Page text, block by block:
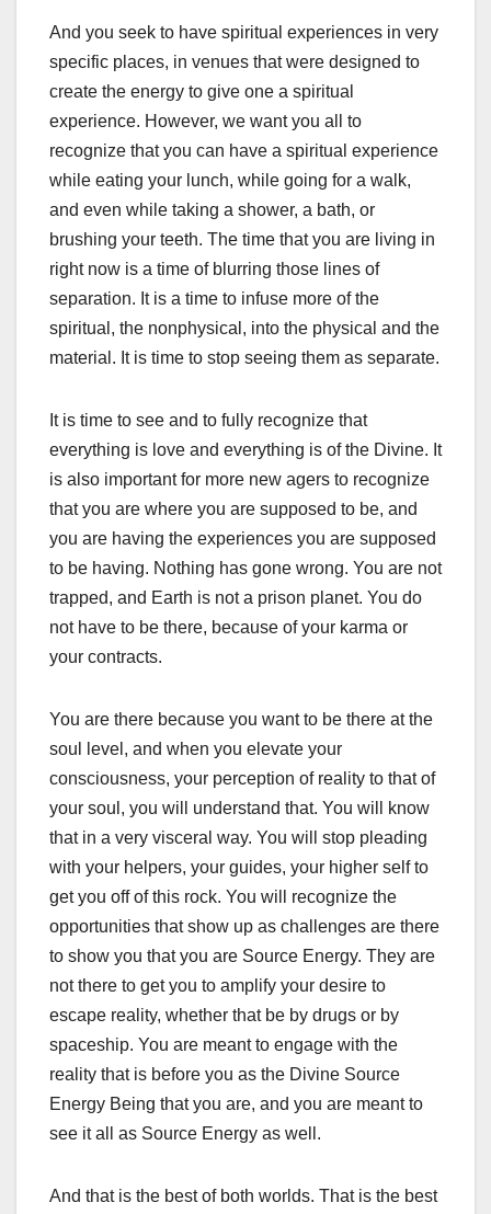
And you seek to have spiritual experiences in very
specific places, in venues that were designed to
create the energy to give one a spiritual
experience. However, we want you all to
recognize that you can have a spiritual experience
while eating your lunch, while going for a walk,
and even while taking a shower, a bath, or
brushing your teeth. The time that you are living in
right now is a time of blurring those lines of
separation. It is a time to infuse more of the
spiritual, the nonphysical, into the physical and the
material. It is time to stop seeing them as separate.
It is time to see and to fully recognize that
everything is love and everything is of the Divine. It
is also important for more new agers to recognize
that you are where you are supposed to be, and
you are having the experiences you are supposed
to be having. Nothing has gone wrong. You are not
trapped, and Earth is not a prison planet. You do
not have to be there, because of your karma or
your contracts.
You are there because you want to be there at the
soul level, and when you elevate your
consciousness, your perception of reality to that of
your soul, you will understand that. You will know
that in a very visceral way. You will stop pleading
with your helpers, your guides, your higher self to
get you off of this rock. You will recognize the
opportunities that show up as challenges are there
to show you that you are Source Energy. They are
not there to get you to amplify your desire to
escape reality, whether that be by drugs or by
spaceship. You are meant to engage with the
reality that is before you as the Divine Source
Energy Being that you are, and you are meant to
see it all as Source Energy as well.
And that is the best of both worlds. That is the best